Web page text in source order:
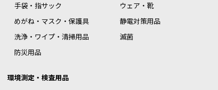
手袋・指サック
ウェア・靴
めがね・マスク・保護具
静電対策用品
洗浄・ワイプ・清掃用品
滅菌
防災用品
環境測定・検査用品